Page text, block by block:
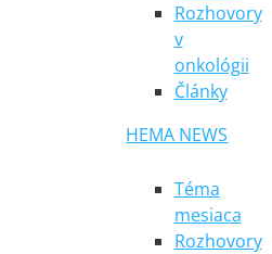
Rozhovory
v
onkológii
Články
HEMA NEWS
Téma
mesiaca
Rozhovory